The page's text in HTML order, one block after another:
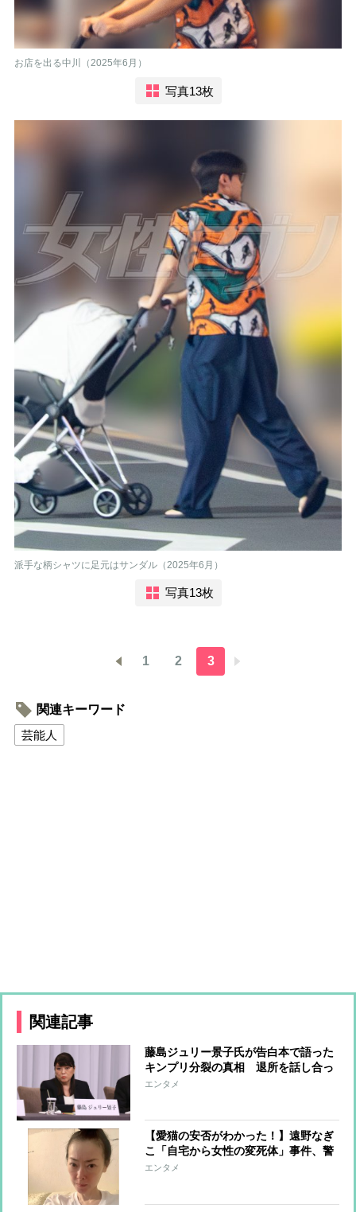
お店を出る中川（2025年6月）
写真13枚
派手な柄シャツに足元はサンダル（2025年6月）
写真13枚
1 2 3
関連キーワード
芸能人
関連記事
藤島ジュリー景子氏が告白本で語った
キンプリ分裂の真相 退所を話し合っ
ていたのは3人だけ、永瀬と高橋は事
エンタメ
【愛猫の安否がわかった！】遠野なぎ
こ「自宅から女性の変死体」事件、警
察関係者が「怖がって出て来ない」と
エンタメ